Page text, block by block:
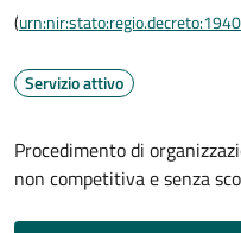
(
Servizio attivo
Procedimento di
non competitiva e senza